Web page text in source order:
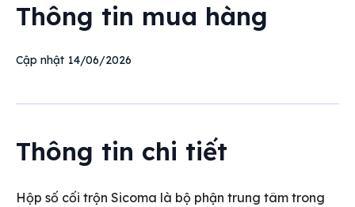
Thông tin mua hàng
Cập nhật 14/06/2026
Thông tin chi tiết
Hộp số cối trộn Sicoma là bộ phận trung tâm trong